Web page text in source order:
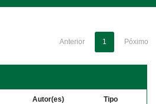
Anterior 1 Póximo
Autor(es) Tipo